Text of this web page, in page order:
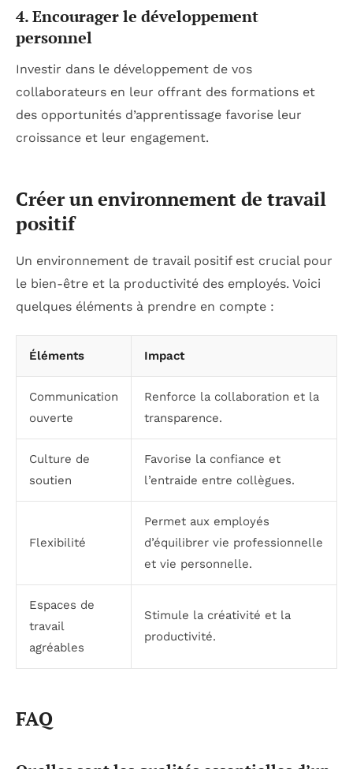
4. Encourager le développement
personnel
Investir dans le développement de vos
collaborateurs en leur offrant des formations et
des opportunités d’apprentissage favorise leur
croissance et leur engagement.
Créer un environnement de travail
positif
Un environnement de travail positif est crucial pour
le bien-être et la productivité des employés. Voici
quelques éléments à prendre en compte :
Éléments Impact
Communication
ouverte
Renforce la collaboration et la
transparence.
Culture de
soutien
Favorise la confiance et
l’entraide entre collègues.
Flexibilité
Permet aux employés
d’équilibrer vie professionnelle
et vie personnelle.
Espaces de
travail
agréables
Stimule la créativité et la
productivité.
FAQ